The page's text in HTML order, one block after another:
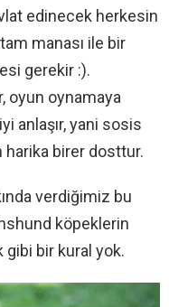
edinecek herkesin
manası ile bir
gerekir :).
oyun oynamaya
anlaşır, yani sosis
birer dosttur.
verdiğimiz bu
köpeklerin
gibi bir kural yok.